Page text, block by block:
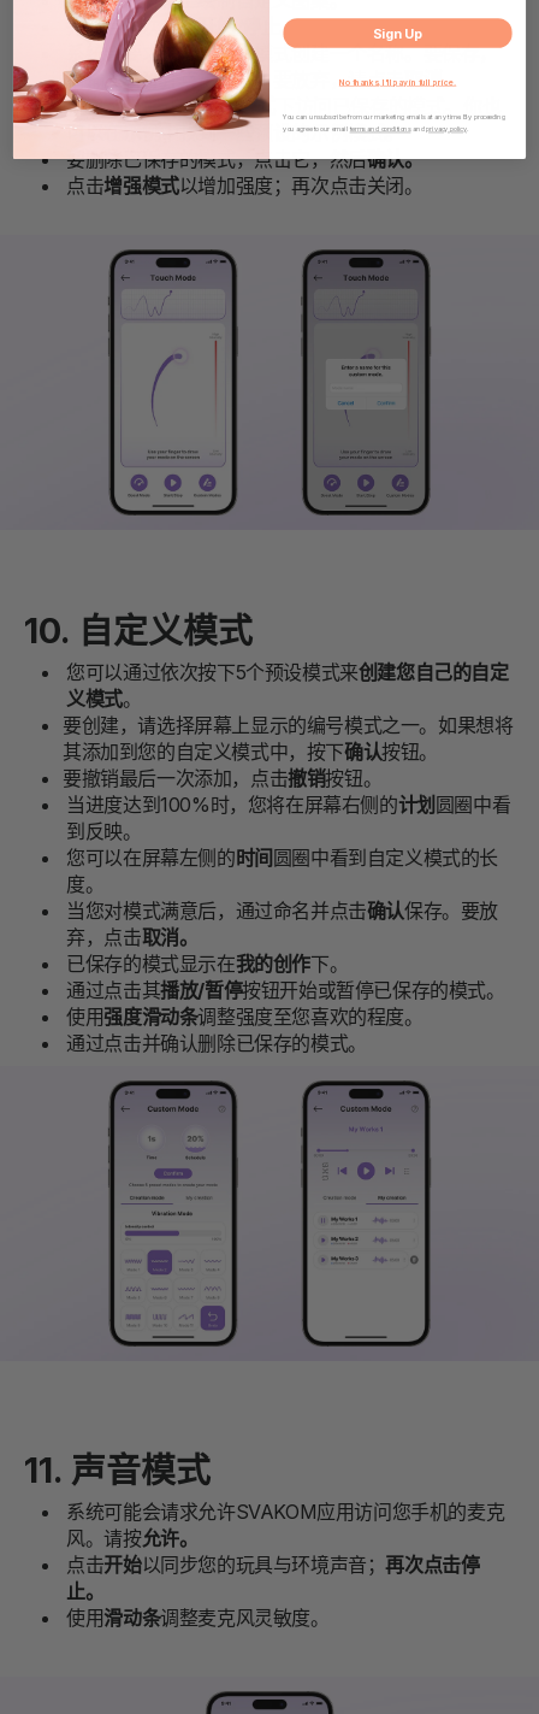
完成后再次点击开始/停止
。
系统会要求你为自定义模式创建一个名称。要保存，
请输入名称并点击确认；要放弃，请点击取消。
在自定义模式 > 我的模式
可以在
示例中找到一些预设的示例模式。
要删除已保存的模式，点击它，然后确认。
点击增强模式以增加强度；再次点击关闭。
10. 自定义模式
您可以通过依次按下5个预设模式来创建您自己的自定
义模式。
要创建，请选择屏幕上显示的编号模式之一。如果想将
其添加到您的自定义模式中，按下确认按钮。
要撤销最后一次添加，点击撤销按钮。
当进度达到100%时，您将在屏幕右侧的计划 圆圈中看
到反映。
您可以在屏幕左侧的时间圆圈中看到自定义模式的长
度。
当您对模式满意后，通过命名并点击确认保存。要放
弃，点击取消。
已保存的模式显示在我的创作下。
通过点击其播放/暂停按钮开始或暂停已保存的模式。
使用强度滑动条调整强度至您喜欢的程度。
通过点击并确认删除已保存的模式。
11. 声音模式
系统可能会请求允许SVAKOM应用访问您手机的麦克
风。请按允许。
点击开始以同步您的玩具与环境声音；再次点击停
止。
使用滑动条调整麦克风灵敏度。
Sign Up
No thanks, I'll pay in full price.
You can unsubscribe from our marketing emails at any time. By proceeding
you agree to our email terms and conditionsandprivacy policy